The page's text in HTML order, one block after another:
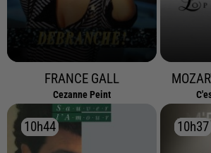
FRANCE GALL
Cezanne Peint
10h44
10h44 10h37
10h37